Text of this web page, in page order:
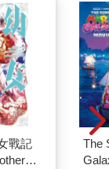
他並沒有意識到
馬克簽約當天，
時竟要求馬克簽署
竊的比特幣高達8
郵件標誌了這場
戰記
The